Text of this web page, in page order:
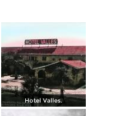
Hotel Valles.